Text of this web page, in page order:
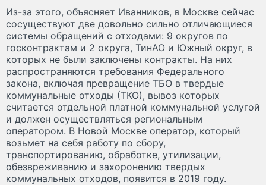
Из-за этого, объясняет Иванников, в Москве сейчас
сосуществуют две довольно сильно отличающиеся
системы обращений с отходами: 9 округов по
госконтрактам и 2 округа, ТинАО и Южный округ, в
которых не были заключены контракты. На них
распространяются требования Федерального
закона, включая превращение ТБО в твердые
коммунальные отходы (ТКО), вывоз которых
считается отдельной платной коммунальной услугой
и должен осуществляться региональным
оператором. В Новой Москве оператор, который
возьмет на себя работу по сбору,
транспортированию, обработке, утилизации,
обезвреживанию и захоронению твердых
коммунальных отходов, появится в 2019 году.